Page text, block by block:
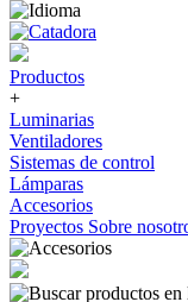
Productos
+
Luminarias
Ventiladores
Sistemas de control
Lámparas
Accesorios
Proyectos Sobre